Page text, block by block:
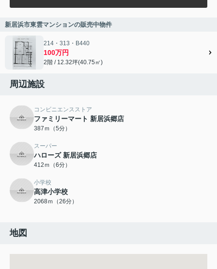
新居浜市東雲マンションの販売中物件
214・313・B440
100万円
2階 / 12.32坪(40.75㎡)
周辺施設
コンビニエンスストア
ファミリーマート 新居浜郷店
387ｍ（5分）
スーパー
ハローズ 新居浜郷店
412ｍ（6分）
小学校
高津小学校
2068ｍ（26分）
地図